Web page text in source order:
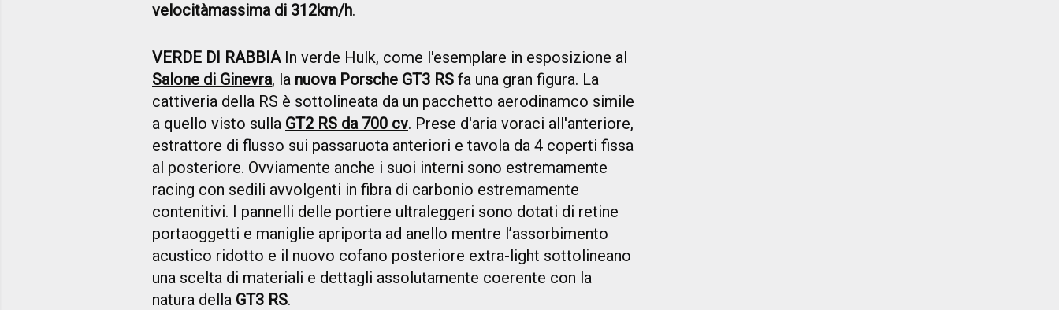
velocitàmassima di 312km/h.
VERDE DI RABBIAIn verde Hulk, come l'esemplare in esposizione al
Salone di Ginevra, la nuova Porsche GT3 RS fa una gran figura. La
cattiveria della RS è sottolineata da un pacchetto aerodinamco simile
a quello visto sulla GT2 RS da 700 cv. Prese d'aria voraci all'anteriore,
estrattore di flusso sui passaruota anteriori e tavola da 4 coperti fissa
al posteriore. Ovviamente anche i suoi interni sono estremamente
racing con sedili avvolgenti in fibra di carbonio estremamente
contenitivi. I pannelli delle portiere ultraleggeri sono dotati di retine
portaoggetti e maniglie apriporta ad anello mentre l’assorbimento
acustico ridotto e il nuovo cofano posteriore extra-light sottolineano
una scelta di materiali e dettagli assolutamente coerente con la
natura della GT3 RS.